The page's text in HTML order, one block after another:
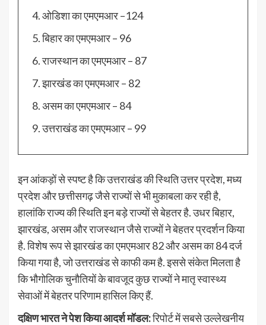
ओडिशा का एमएमआर –124
बिहार का एमएमआर – 96
राजस्थान का एमएमआर – 87
झारखंड का एमएमआर – 82
असम का एमएमआर – 84
उत्तराखंड का एमएमआर – 99
इन आंकड़ों से स्पष्ट है कि उत्तराखंड की स्थिति उत्तर प्रदेश, मध्य
प्रदेश और छत्तीसगढ़ जैसे राज्यों से भी मुकाबला कर रही है,
हालांकि राज्य की स्थिति इन बड़े राज्यों से बेहतर है. उधर बिहार,
झारखंड, असम और राजस्थान जैसे राज्यों ने बेहतर प्रदर्शन किया
है. विशेष रूप से झारखंड का एमएमआर 82 और असम का 84 दर्ज
किया गया है, जो उत्तराखंड से काफी कम है. इससे संकेत मिलता है
कि भौगोलिक चुनौतियों के बावजूद कुछ राज्यों ने मातृ स्वास्थ्य
सेवाओं में बेहतर परिणाम हासिल किए हैं.
दक्षिण भारत ने पेश किया आदर्श मॉडल:रिपोर्ट में सबसे उल्लेखनीय